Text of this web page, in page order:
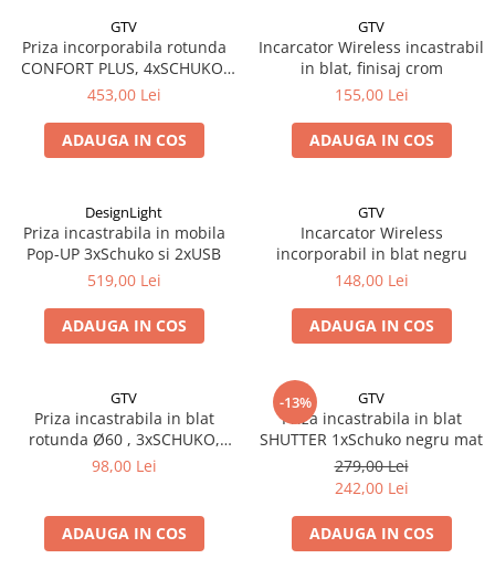
GTV
Priza incorporabila rotunda
CONFORT PLUS, 4xSCHUKO,
2xUSB, 2xRJ45, WIRELESS,
453,00 Lei
ADAUGA IN COS
GTV
Incarcator Wireless incastrabil
in blat, finisaj crom
155,00 Lei
ADAUGA IN COS
DesignLight
Priza incastrabila in mobila
Pop-UP 3xSchuko si 2xUSB
519,00 Lei
ADAUGA IN COS
GTV
Incarcator Wireless
incorporabil in blat negru
148,00 Lei
ADAUGA IN COS
GTV
Priza incastrabila in blat
rotunda Ø60 , 3xSCHUKO,
cablu 1.5 m, aluminiu
98,00 Lei
ADAUGA IN COS
-13% GTV
Priza incastrabila in blat
SHUTTER 1xSchuko negru mat
279,00 Lei
242,00 Lei
ADAUGA IN COS